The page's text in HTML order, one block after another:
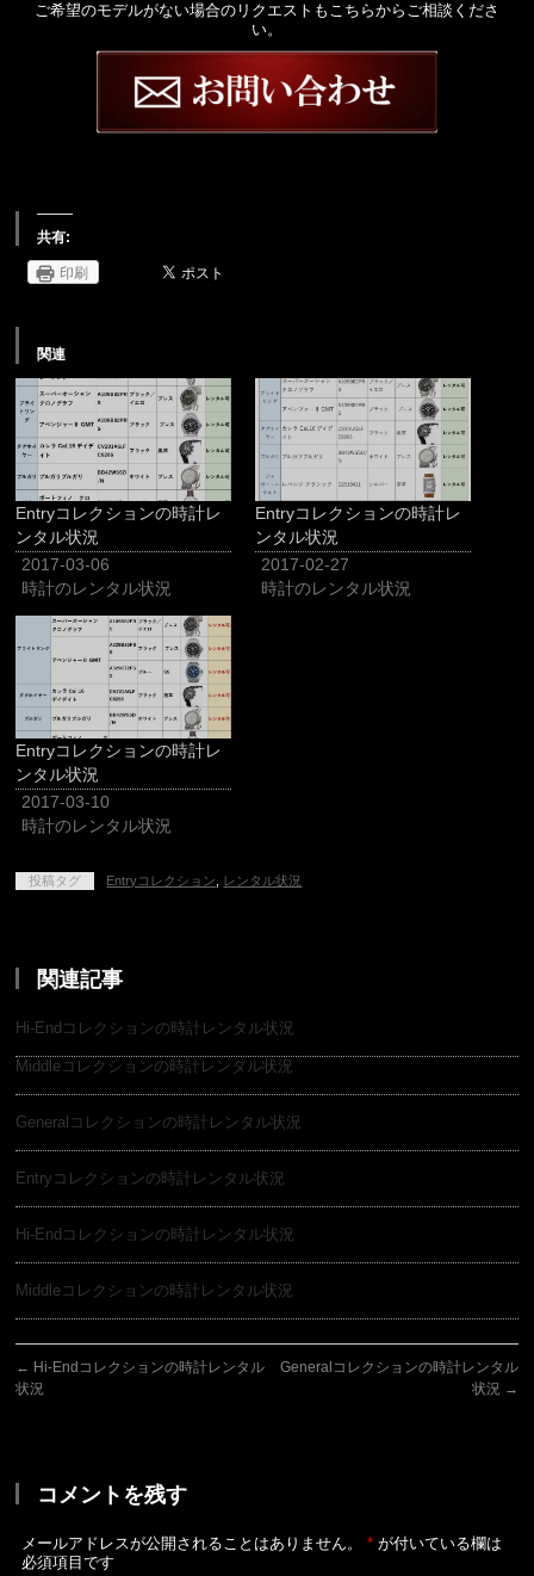
ご希望のモデルがない場合のリクエストもこちらからご相談くださ
い。
共有:
印刷
関連
Entryコレクションの時計レ
ンタル状況
2017-03-06
時計のレンタル状況
Entryコレクションの時計レ
ンタル状況
2017-02-27
時計のレンタル状況
Entryコレクションの時計レ
ンタル状況
2017-03-10
時計のレンタル状況
投稿タグ Entryコレクション, レンタル状況
関連記事
Hi-Endコレクションの時計レンタル状況
Middleコレクションの時計レンタル状況
Generalコレクションの時計レンタル状況
Entryコレクションの時計レンタル状況
Hi-Endコレクションの時計レンタル状況
Middleコレクションの時計レンタル状況
← Hi-Endコレクションの時計レンタル
状況
Generalコレクションの時計レンタル
状況 →
コメントを残す
メールアドレスが公開されることはありません。 * が付いている欄は
必須項目です